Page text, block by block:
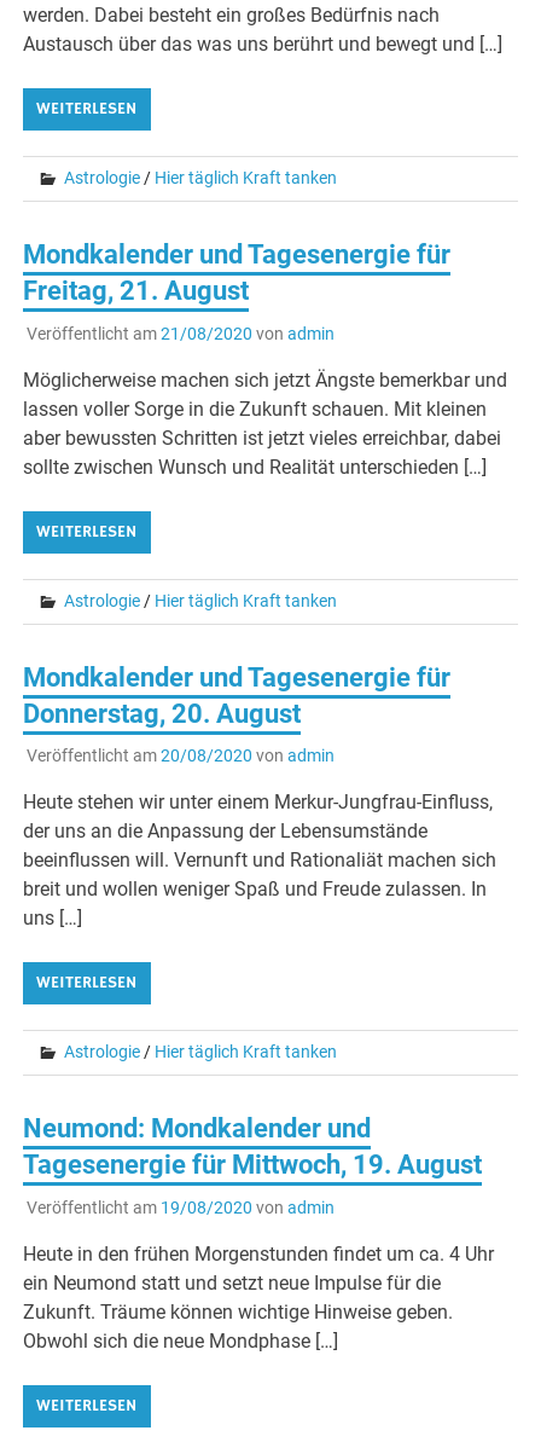
werden. Dabei besteht ein großes Bedürfnis nach
Austausch über das was uns berührt und bewegt und […]
WEITERLESEN
Astrologie/ Hier täglich Kraft tanken
Mondkalender und Tagesenergie für
Freitag, 21. August
Veröffentlicht am21/08/2020 von admin
Möglicherweise machen sich jetzt Ängste bemerkbar und
lassen voller Sorge in die Zukunft schauen. Mit kleinen
aber bewussten Schritten ist jetzt vieles erreichbar, dabei
sollte zwischen Wunsch und Realität unterschieden […]
WEITERLESEN
Astrologie / Hier täglich Kraft tanken
Mondkalender und Tagesenergie für
Donnerstag, 20. August
Veröffentlicht am20/08/2020 von admin
Heute stehen wir unter einem Merkur-Jungfrau-Einfluss,
der uns an die Anpassung der Lebensumstände
beeinflussen will. Vernunft und Rationaliät machen sich
breit und wollen weniger Spaß und Freude zulassen. In
uns […]
WEITERLESEN
Astrologie/ Hier täglich Kraft tanken
Neumond: Mondkalender und
Tagesenergie für Mittwoch, 19. August
Veröffentlicht am 19/08/2020 von admin
Heute in den frühen Morgenstunden findet um ca. 4 Uhr
ein Neumond statt und setzt neue Impulse für die
Zukunft. Träume können wichtige Hinweise geben.
Obwohl sich die neue Mondphase […]
WEITERLESEN